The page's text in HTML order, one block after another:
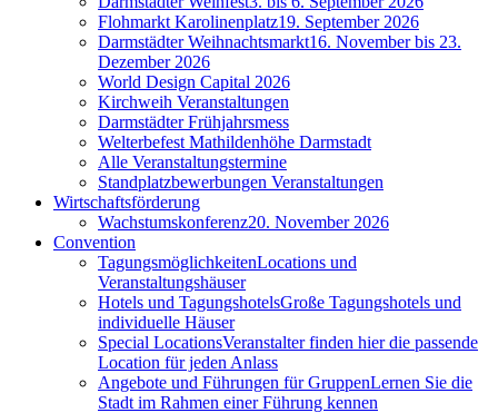
Flohmarkt Karolinenplatz19. September 2026
Darmstädter Weihnachtsmarkt16. November bis 23.
Dezember 2026
World Design Capital 2026
Kirchweih Veranstaltungen
Darmstädter Frühjahrsmess
Welterbefest Mathildenhöhe Darmstadt
Alle Veranstaltungstermine
Standplatzbewerbungen Veranstaltungen
Wirtschaftsförderung
Wachstumskonferenz20. November 2026
Convention
TagungsmöglichkeitenLocations und
Veranstaltungshäuser
Hotels und TagungshotelsGroße Tagungshotels und
individuelle Häuser
Special LocationsVeranstalter finden hier die passende
Location für jeden Anlass
Angebote und Führungen für GruppenLernen Sie die
Stadt im Rahmen einer Führung kennen